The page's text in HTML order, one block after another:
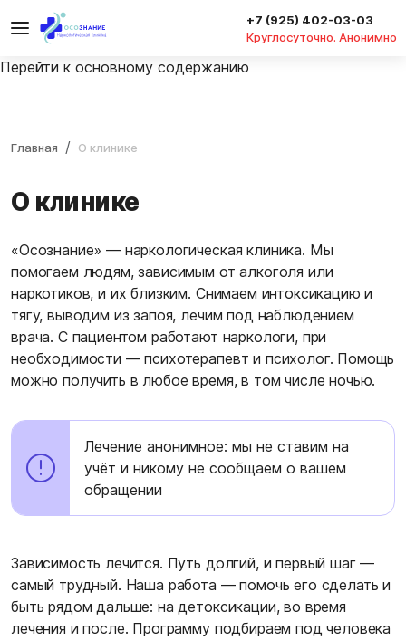
Перейти к основному содержанию
+7 (925) 402-03-03
Круглосуточно. Анонимно
Главная О клинике
О клинике
«Осознание» — наркологическая клиника. Мы
помогаем людям, зависимым от алкоголя или
наркотиков, и их близким. Снимаем интоксикацию и
тягу, выводим из запоя, лечим под наблюдением
врача. С пациентом работают наркологи, при
необходимости — психотерапевт и психолог. Помощь
можно получить в любое время, в том числе ночью.
Лечение анонимное: мы не ставим на
учёт и никому не сообщаем о вашем
обращении
Зависимость лечится. Путь долгий, и первый шаг —
самый трудный. Наша работа — помочь его сделать и
быть рядом дальше: на детоксикации, во время
лечения и после. Программу подбираем под человека